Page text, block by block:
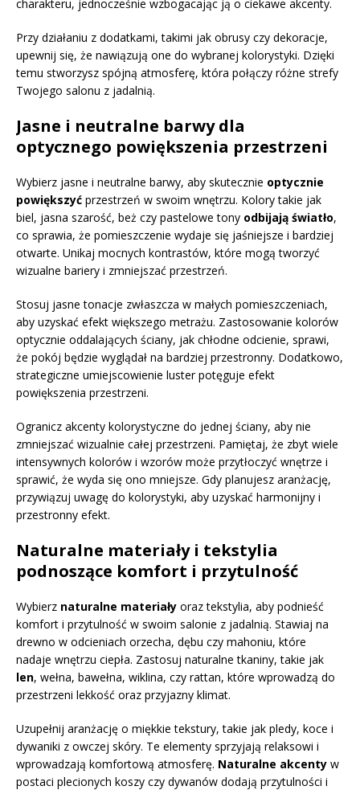
charakteru, jednocześnie wzbogacając ją o ciekawe akcenty.
Przy działaniu z dodatkami, takimi jak obrusy czy dekoracje,
upewnij się, że nawiązują one do wybranej kolorystyki. Dzięki
temu stworzysz spójną atmosferę, która połączy różne strefy
Twojego salonu z jadalnią.
Jasne i neutralne barwy dla
optycznego powiększenia przestrzeni
Wybierz jasne i neutralne barwy, aby skutecznie optycznie
powiększyć przestrzeń w swoim wnętrzu. Kolory takie jak
biel, jasna szarość, beż czy pastelowe tony odbijają światło,
co sprawia, że pomieszczenie wydaje się jaśniejsze i bardziej
otwarte. Unikaj mocnych kontrastów, które mogą tworzyć
wizualne bariery i zmniejszać przestrzeń.
Stosuj jasne tonacje zwłaszcza w małych pomieszczeniach,
aby uzyskać efekt większego metrażu. Zastosowanie kolorów
optycznie oddalających ściany, jak chłodne odcienie, sprawi,
że pokój będzie wyglądał na bardziej przestronny. Dodatkowo,
strategiczne umiejscowienie luster potęguje efekt
powiększenia przestrzeni.
Ogranicz akcenty kolorystyczne do jednej ściany, aby nie
zmniejszać wizualnie całej przestrzeni. Pamiętaj, że zbyt wiele
intensywnych kolorów i wzorów może przytłoczyć wnętrze i
sprawić, że wyda się ono mniejsze. Gdy planujesz aranżację,
przywiązuj uwagę do kolorystyki, aby uzyskać harmonijny i
przestronny efekt.
Naturalne materiały i tekstylia
podnoszące komfort i przytulność
Wybierz naturalne materiały oraz tekstylia, aby podnieść
komfort i przytulność w swoim salonie z jadalnią. Stawiaj na
drewno w odcieniach orzecha, dębu czy mahoniu, które
nadaje wnętrzu ciepła. Zastosuj naturalne tkaniny, takie jak
len, wełna, bawełna, wiklina, czy rattan, które wprowadzą do
przestrzeni lekkość oraz przyjazny klimat.
Uzupełnij aranżację o miękkie tekstury, takie jak pledy, koce i
dywaniki z owczej skóry. Te elementy sprzyjają relaksowi i
wprowadzają komfortową atmosferę. Naturalne akcenty w
postaci plecionych koszy czy dywanów dodają przytulności i